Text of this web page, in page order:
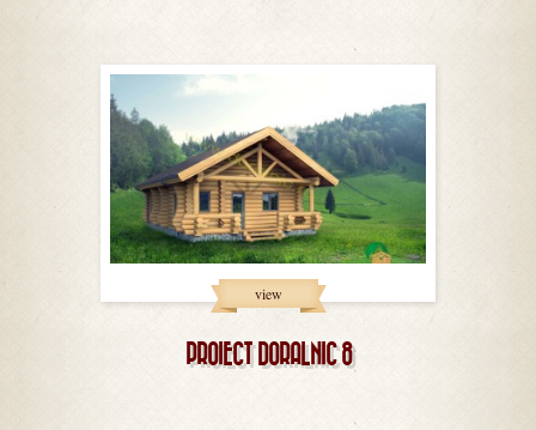
view
PROIECT DORALNIC 8